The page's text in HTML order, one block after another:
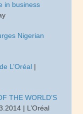
in business
Nigerian
L’Oréal |
THE WORLD’S
| L’Oréal